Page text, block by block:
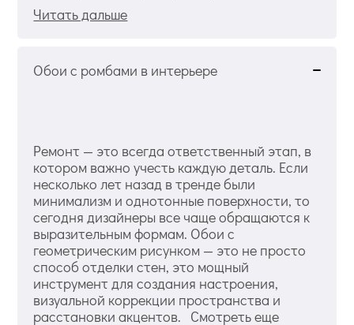
Читать дальше
Обои с ромбами в интерьере
Ремонт — это всегда ответственный этап, в
котором важно учесть каждую деталь. Если
несколько лет назад в тренде были
минимализм и однотонные поверхности, то
сегодня дизайнеры все чаще обращаются к
выразительным формам. Обои с
геометрическим рисунком — это не просто
способ отделки стен, это мощный
инструмент для создания настроения,
визуальной коррекции пространства и
расстановки акцентов. Смотреть еще